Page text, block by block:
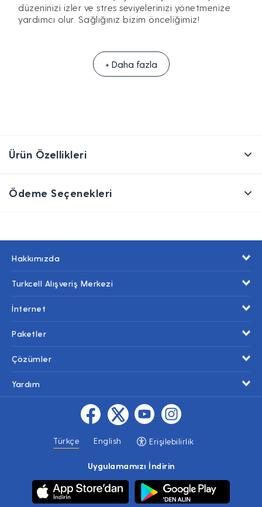
düzeninizi izler ve stres seviyelerinizi yönetmenize
yardımcı olur. Sağlığınız bizim önceliğimiz!
+ Daha fazla
Ürün Özellikleri
Ödeme Seçenekleri
Hakkımızda
Turkcell Alışveriş Merkezi
İnternet
Paketler
Çözümler
Yardım
Türkçe English Erişilebilirlik
Uygulamamızı İndirin